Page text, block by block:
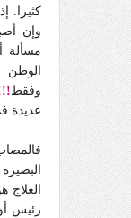
كثيرا.
و ن
مسألة
وفقط
عديدة
رئيس